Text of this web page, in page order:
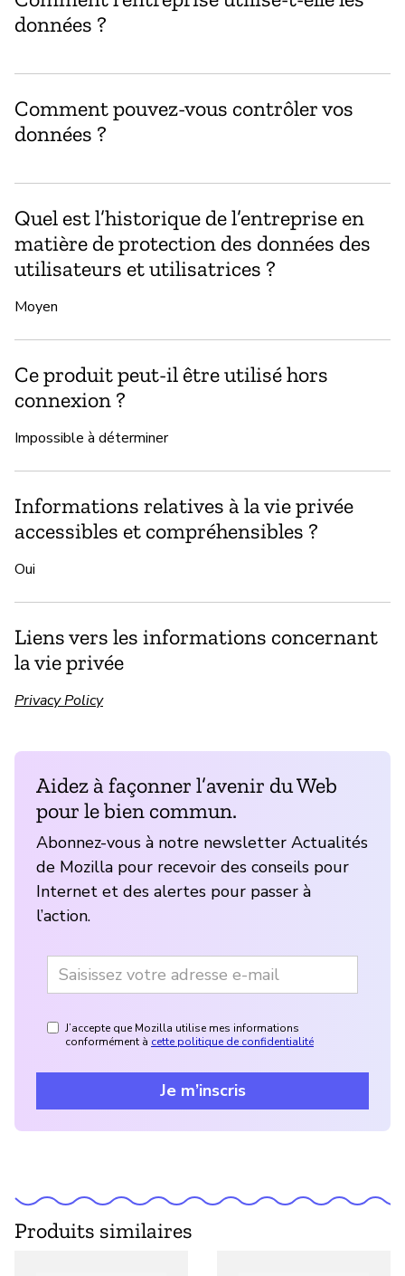
données ?
Comment pouvez-vous contrôler vos
données ?
Quel est l’historique de l’entreprise en
matière de protection des données des
utilisateurs et utilisatrices ?
Moyen
Ce produit peut-il être utilisé hors
connexion ?
Impossible à déterminer
Informations relatives à la vie privée
accessibles et compréhensibles ?
Oui
Liens vers les informations concernant
la vie privée
Privacy Policy
Aidez à façonner l’avenir du Web
pour le bien commun.
Abonnez-vous à notre newsletter Actualités
de Mozilla pour recevoir des conseils pour
Internet et des alertes pour passer à
l’action.
J’accepte que Mozilla utilise mes informations
conformément à cette politique de confidentialité
Je m’inscris
Produits similaires